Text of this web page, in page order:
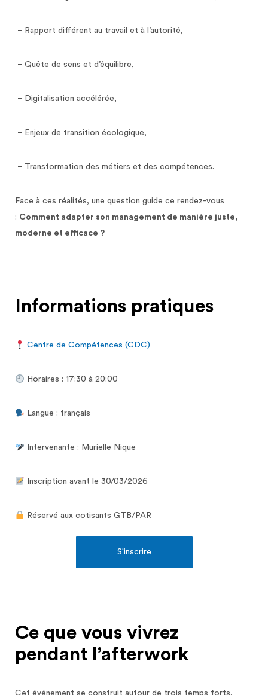
– Rapport différent au travail et à l’autorité,
– Quête de sens et d’équilibre,
– Digitalisation accélérée,
– Enjeux de transition écologique,
– Transformation des métiers et des compétences.
Face à ces réalités, une question guide ce rendez-vous
: Comment adapter son management de manière juste,
moderne et efficace ?
Informations pratiques
Centre de Compétences (CDC)
Horaires : 17:30 à 20:00
Langue : français
Intervenante : Murielle Nique
Inscription avant le 30/03/2026
Réservé aux cotisants GTB/PAR
S'inscrire
Ce que vous vivrez
pendant l’afterwork
Cet événement se construit autour de trois temps forts,